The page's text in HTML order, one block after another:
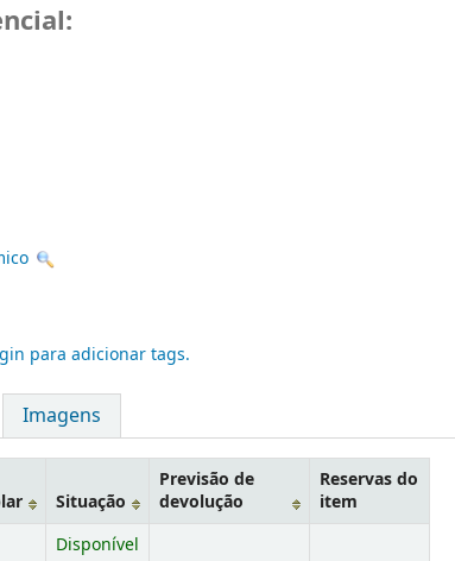
para adicionar tags.
Imagens
Situação
Previsão de
devolução
Reservas do
item
Disponível